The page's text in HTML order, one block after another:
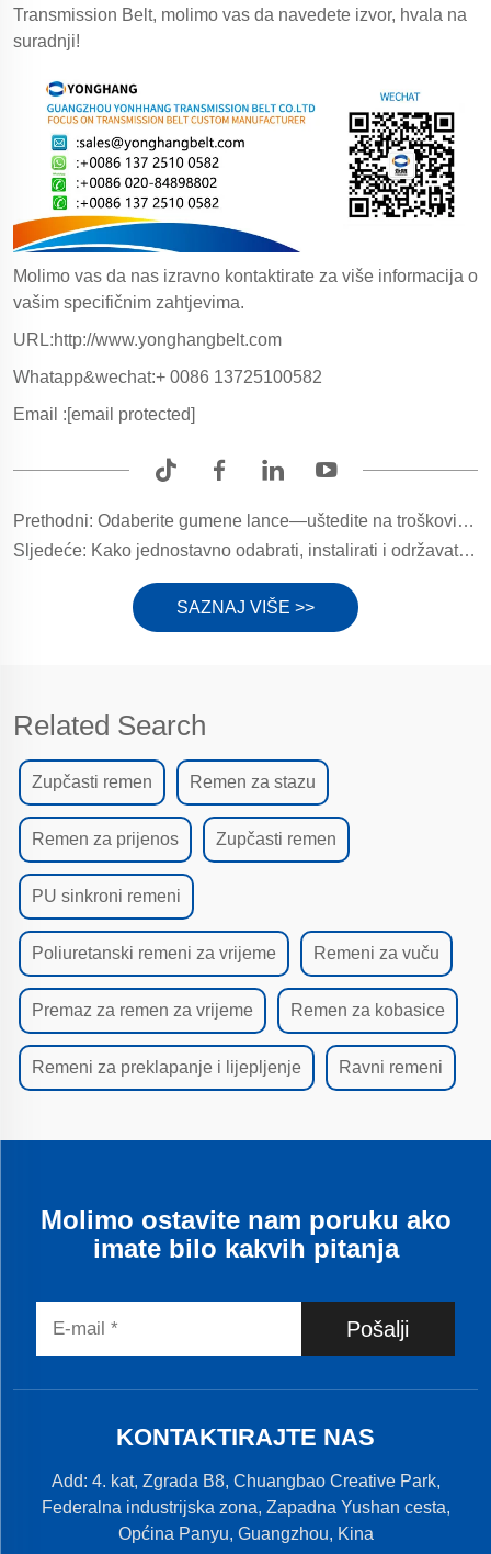
Transmission Belt, molimo vas da navedete izvor, hvala na
suradnji!
Molimo vas da nas izravno kontaktirate za više informacija o
vašim specifičnim zahtjevima.
URL:http://www.yonghangbelt.com
Whatapp&wechat:+ 0086 13725100582
Email :[email protected]
Prethodni: Odaberite gumene lance—uštedite na troškovima i vašem poslovanju!
Sljedeće: Kako jednostavno odabrati, instalirati i održavati PU klinaste remenje kako biste izbjegli uobičajene probleme?
SAZNAJ VIŠE >>
Related Search
Zupčasti remen Remen za stazu
Remen za prijenos Zupčasti remen
PU sinkroni remeni
Poliuretanski remeni za vrijeme Remeni za vuču
Premaz za remen za vrijeme Remen za kobasice
Remeni za preklapanje i lijepljenje Ravni remeni
Molimo ostavite nam poruku ako
imate bilo kakvih pitanja
Pošalji
KONTAKTIRAJTE NAS
Add: 4. kat, Zgrada B8, Chuangbao Creative Park,
Federalna industrijska zona, Zapadna Yushan cesta,
Općina Panyu, Guangzhou, Kina